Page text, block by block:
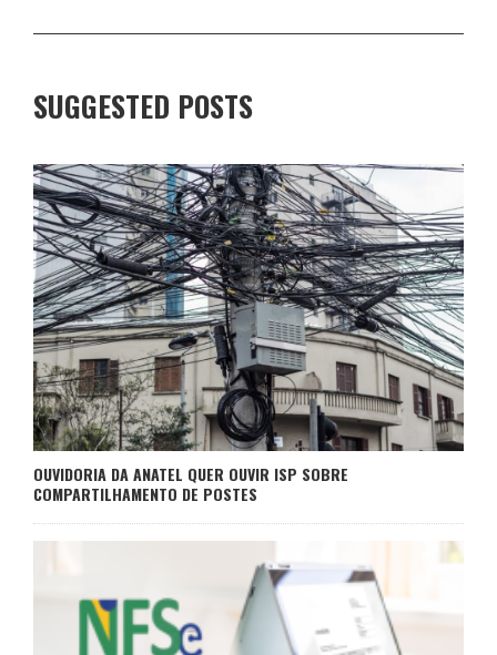
SUGGESTED POSTS
OUVIDORIA DA ANATEL QUER OUVIR ISP SOBRE
COMPARTILHAMENTO DE POSTES